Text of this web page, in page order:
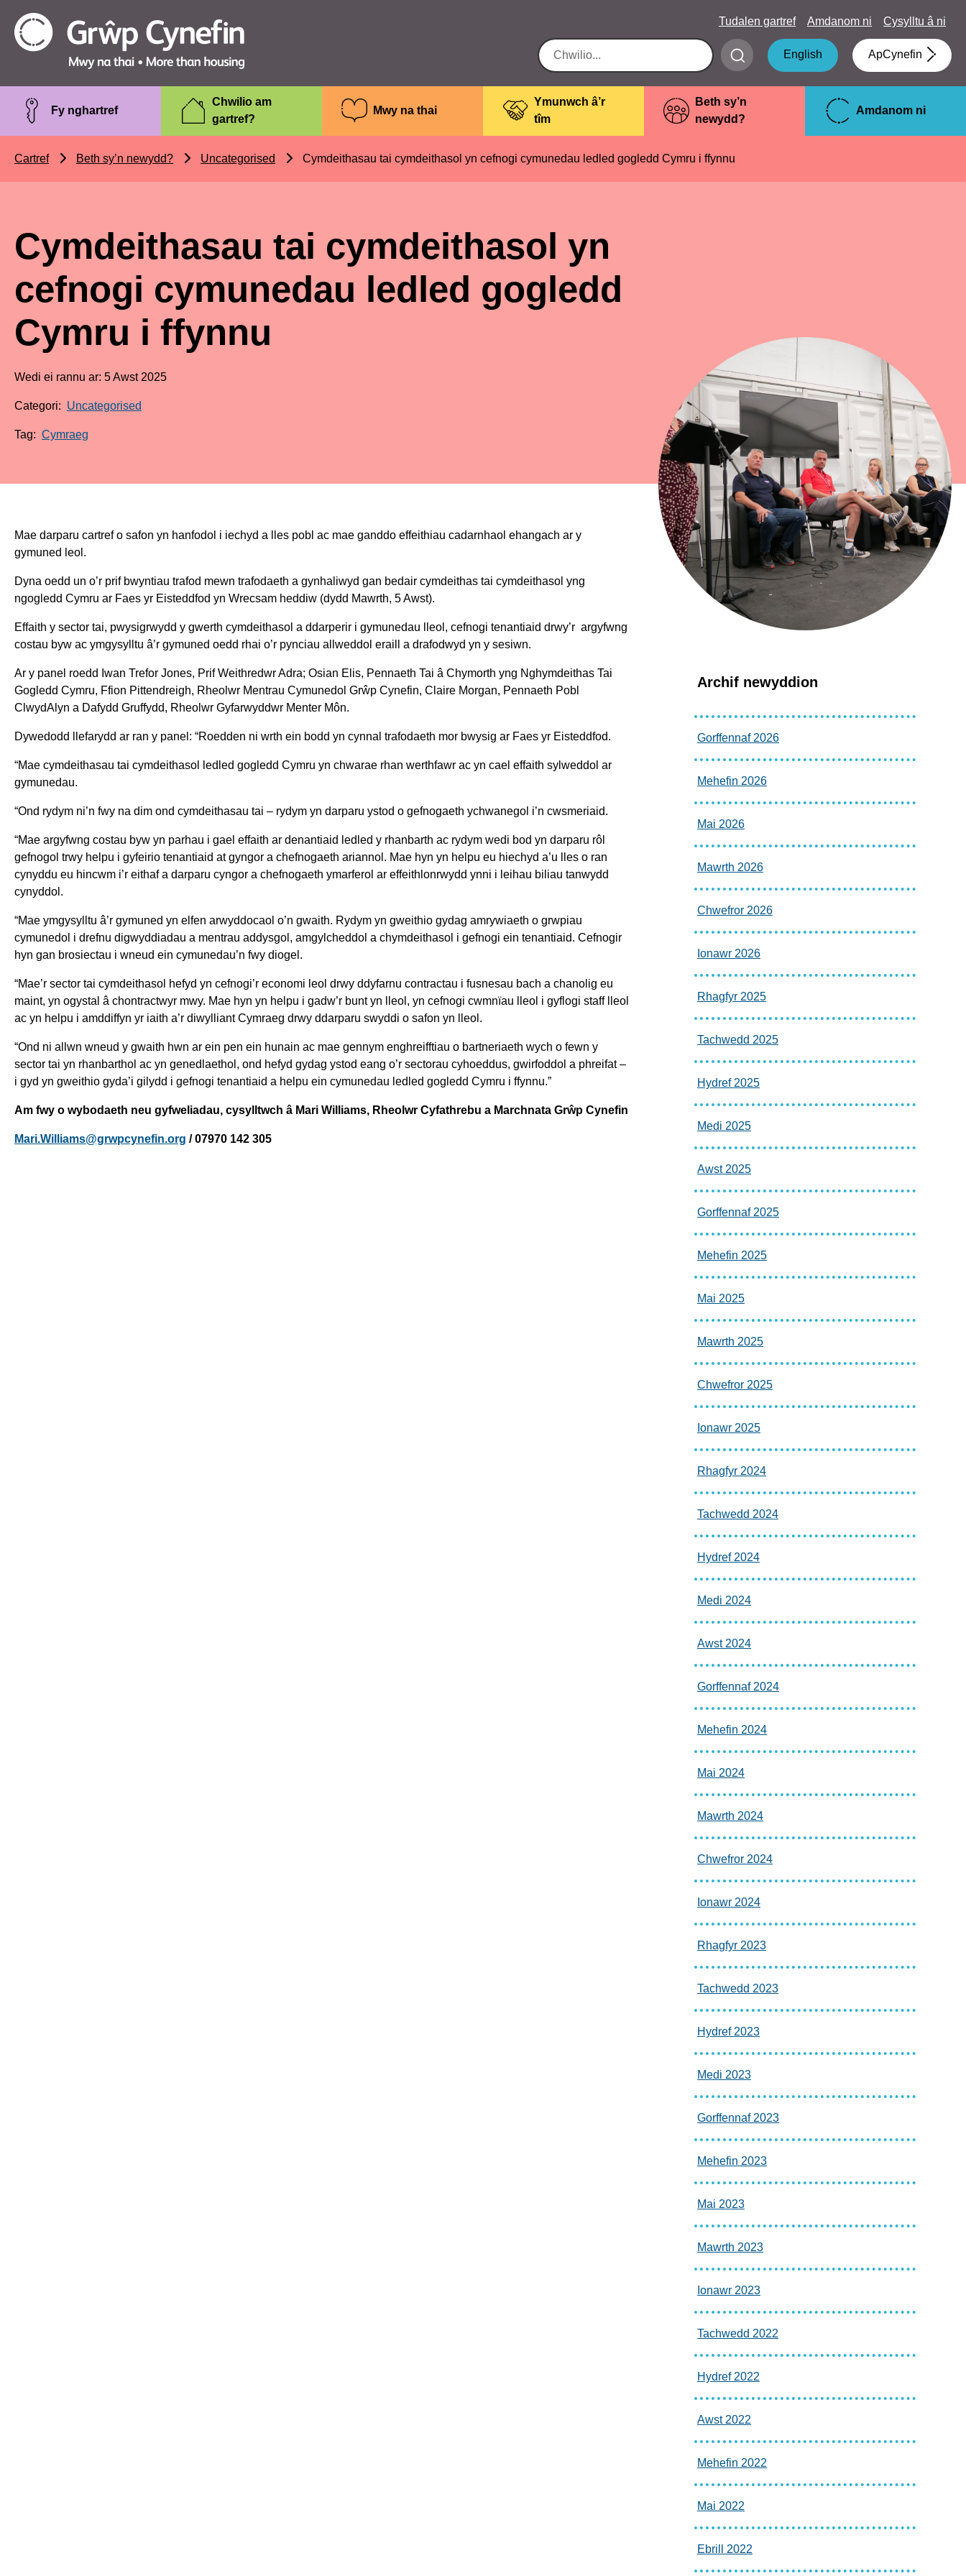
Grŵp
Cynefin
Tudalen gartref Amdanom ni Cysylltu â ni
Submit
search
English ApCynefin
Fy nghartref
Chwilio am
gartref?
Mwy na thai
Ymunwch â’r
tîm
Beth sy’n
newydd?
Amdanom ni
Cartref Beth sy’n newydd? Uncategorised Cymdeithasau tai cymdeithasol yn cefnogi cymunedau ledled gogledd Cymru i ffynnu
Cymdeithasau tai cymdeithasol yn
cefnogi cymunedau ledled gogledd
Cymru i ffynnu
Wedi ei rannu ar: 5 Awst 2025
Categori: Uncategorised
Tag: Cymraeg
Mae darparu cartref o safon yn hanfodol i iechyd a lles pobl ac mae ganddo effeithiau cadarnhaol ehangach ar y
gymuned leol.
Dyna oedd un o’r prif bwyntiau trafod mewn trafodaeth a gynhaliwyd gan bedair cymdeithas tai cymdeithasol yng
ngogledd Cymru ar Faes yr Eisteddfod yn Wrecsam heddiw (dydd Mawrth, 5 Awst).
Effaith y sector tai, pwysigrwydd y gwerth cymdeithasol a ddarperir i gymunedau lleol, cefnogi tenantiaid drwy’r argyfwng
costau byw ac ymgysylltu â’r gymuned oedd rhai o’r pynciau allweddol eraill a drafodwyd yn y sesiwn.
Ar y panel roedd Iwan Trefor Jones, Prif Weithredwr Adra; Osian Elis, Pennaeth Tai â Chymorth yng Nghymdeithas Tai
Gogledd Cymru, Ffion Pittendreigh, Rheolwr Mentrau Cymunedol Grŵp Cynefin, Claire Morgan, Pennaeth Pobl
ClwydAlyn a Dafydd Gruffydd, Rheolwr Gyfarwyddwr Menter Môn.
Dywedodd llefarydd ar ran y panel: “Roedden ni wrth ein bodd yn cynnal trafodaeth mor bwysig ar Faes yr Eisteddfod.
“Mae cymdeithasau tai cymdeithasol ledled gogledd Cymru yn chwarae rhan werthfawr ac yn cael effaith sylweddol ar
gymunedau.
“Ond rydym ni’n fwy na dim ond cymdeithasau tai – rydym yn darparu ystod o gefnogaeth ychwanegol i’n cwsmeriaid.
“Mae argyfwng costau byw yn parhau i gael effaith ar denantiaid ledled y rhanbarth ac rydym wedi bod yn darparu rôl
gefnogol trwy helpu i gyfeirio tenantiaid at gyngor a chefnogaeth ariannol. Mae hyn yn helpu eu hiechyd a’u lles o ran
cynyddu eu hincwm i’r eithaf a darparu cyngor a chefnogaeth ymarferol ar effeithlonrwydd ynni i leihau biliau tanwydd
cynyddol.
“Mae ymgysylltu â’r gymuned yn elfen arwyddocaol o’n gwaith. Rydym yn gweithio gydag amrywiaeth o grwpiau
cymunedol i drefnu digwyddiadau a mentrau addysgol, amgylcheddol a chymdeithasol i gefnogi ein tenantiaid. Cefnogir
hyn gan brosiectau i wneud ein cymunedau’n fwy diogel.
“Mae’r sector tai cymdeithasol hefyd yn cefnogi’r economi leol drwy ddyfarnu contractau i fusnesau bach a chanolig eu
maint, yn ogystal â chontractwyr mwy. Mae hyn yn helpu i gadw’r bunt yn lleol, yn cefnogi cwmnïau lleol i gyflogi staff lleol
ac yn helpu i amddiffyn yr iaith a’r diwylliant Cymraeg drwy ddarparu swyddi o safon yn lleol.
“Ond ni allwn wneud y gwaith hwn ar ein pen ein hunain ac mae gennym enghreifftiau o bartneriaeth wych o fewn y
sector tai yn rhanbarthol ac yn genedlaethol, ond hefyd gydag ystod eang o’r sectorau cyhoeddus, gwirfoddol a phreifat –
i gyd yn gweithio gyda’i gilydd i gefnogi tenantiaid a helpu ein cymunedau ledled gogledd Cymru i ffynnu.”
Am fwy o wybodaeth neu gyfweliadau, cysylltwch â Mari Williams, Rheolwr Cyfathrebu a Marchnata Grŵp Cynefin
Mari.Williams@grwpcynefin.org / 07970 142 305
Archif newyddion
Gorffennaf 2026
Mehefin 2026
Mai 2026
Mawrth 2026
Chwefror 2026
Ionawr 2026
Rhagfyr 2025
Tachwedd 2025
Hydref 2025
Medi 2025
Awst 2025
Gorffennaf 2025
Mehefin 2025
Mai 2025
Mawrth 2025
Chwefror 2025
Ionawr 2025
Rhagfyr 2024
Tachwedd 2024
Hydref 2024
Medi 2024
Awst 2024
Gorffennaf 2024
Mehefin 2024
Mai 2024
Mawrth 2024
Chwefror 2024
Ionawr 2024
Rhagfyr 2023
Tachwedd 2023
Hydref 2023
Medi 2023
Gorffennaf 2023
Mehefin 2023
Mai 2023
Mawrth 2023
Ionawr 2023
Tachwedd 2022
Hydref 2022
Awst 2022
Mehefin 2022
Mai 2022
Ebrill 2022